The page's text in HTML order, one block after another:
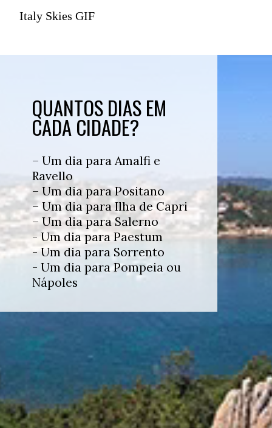
Italy Skies GIF
QUANTOS DIAS EM
CADA CIDADE?
– Um dia para Amalfi e
Ravello
– Um dia para Positano
– Um dia para Ilha de Capri
– Um dia para Salerno
- Um dia para Paestum
- Um dia para Sorrento
- Um dia para Pompeia ou
Nápoles